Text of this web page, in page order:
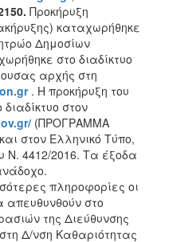
Προκήρυξη
καταχωρήθηκε
Δημοσίων
στο διαδίκτυο
αρχής στη
.gr. Η προκήρυξη του
στον
(ΠΡΟΓΡΑΜΜΑ
στον Ελληνικό Τύπο,
4412/2016. Τα έξοδα
πληροφορίες οι
απευθυνθούν στο
της Διεύθυνσης
Δ/νση Καθαριότητας